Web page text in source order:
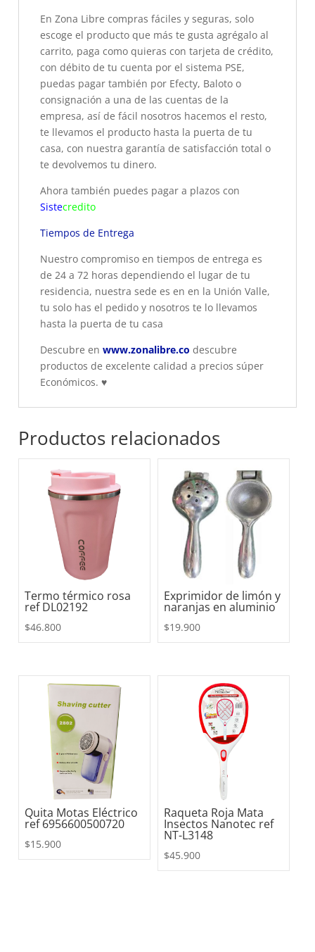
En Zona Libre compras fáciles y seguras, solo
escoge el producto que más te gusta agrégalo al
carrito, paga como quieras con tarjeta de crédito,
con débito de tu cuenta por el sistema PSE,
puedas pagar también por Efecty, Baloto o
consignación a una de las cuentas de la
empresa, así de fácil nosotros hacemos el resto,
te llevamos el producto hasta la puerta de tu
casa, con nuestra garantía de satisfacción total o
te devolvemos tu dinero.
Ahora también puedes pagar a plazos con
Sistecredito
Tiempos de Entrega
Nuestro compromiso en tiempos de entrega es
de 24 a 72 horas dependiendo el lugar de tu
residencia, nuestra sede es en en la Unión Valle,
tu solo has el pedido y nosotros te lo llevamos
hasta la puerta de tu casa
Descubre en www.zonalibre.co descubre
productos de excelente calidad a precios súper
Económicos. ♥
Productos relacionados
Termo térmico rosa
ref DL02192
$46.800
Exprimidor de limón y
naranjas en aluminio
$19.900
Quita Motas Eléctrico
ref 6956600500720
$15.900
Raqueta Roja Mata
Insectos Nanotec ref
NT-L3148
$45.900